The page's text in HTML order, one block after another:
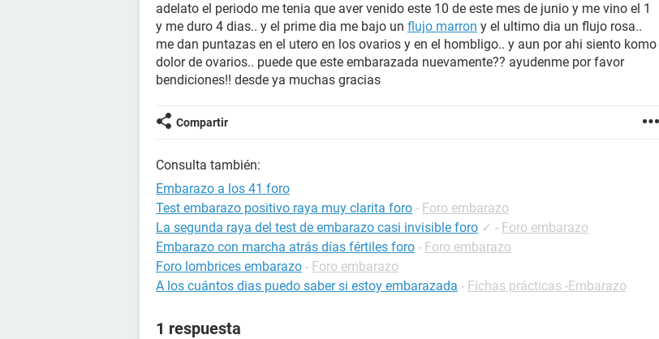
adelato el periodo me tenia que aver venido este 10 de este mes de junio y me vino el 1
y me duro 4 dias.. y el prime dia me bajo un flujo marron y el ultimo dia un flujo rosa..
me dan puntazas en el utero en los ovarios y en el hombligo.. y aun por ahi siento komo
dolor de ovarios.. puede que este embarazada nuevamente?? ayudenme por favor
bendiciones!! desde ya muchas gracias
Compartir
Consulta también:
Embarazo a los 41 foro
Test embarazo positivo raya muy clarita foro - Foro embarazo
La segunda raya del test de embarazo casi invisible foro ✓ - Foro embarazo
Embarazo con marcha atrás días fértiles foro - Foro embarazo
Foro lombrices embarazo - Foro embarazo
A los cuántos dias puedo saber si estoy embarazada - Fichas prácticas -Embarazo
1 respuesta